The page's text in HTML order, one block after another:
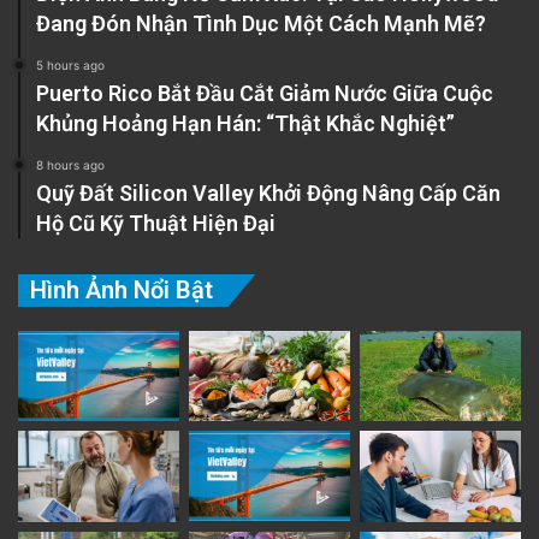
Hai người gặp nhau ở trận đấu tiếp theo giữa
Canucks và Kracken, nơi Hamilton có thể trực
tiếp cảm ơn thiên thần hộ mệnh của mình và
lời tờ Athletic rằng anh ấy không cần phải cảm
ơn. “Đó chỉ là một khoảnh khắc trong cuộc đời
mà chúng ta gặp nhau đúng lúc.”
Tìm thấy mẹ
Đang Đón Nhận Tình Dục Một Cách Mạnh Mẽ?
5 hours ago
Puerto Rico Bắt Đầu Cắt Giảm Nước Giữa Cuộc
Khủng Hoảng Hạn Hán: “Thật Khắc Nghiệt”
8 hours ago
Quỹ Đất Silicon Valley Khởi Động Nâng Cấp Căn
Hộ Cũ Kỹ Thuật Hiện Đại
Hình Ảnh Nổi Bật